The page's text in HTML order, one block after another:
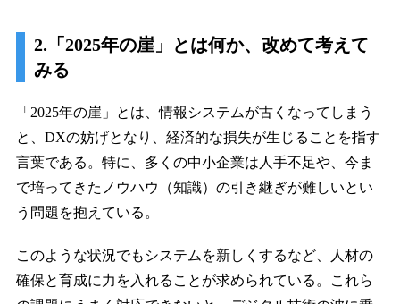
2.「2025年の崖」とは何か、改めて考えて
みる
「2025年の崖」とは、情報システムが古くなってしまう
と、DXの妨げとなり、経済的な損失が生じることを指す
言葉である。特に、多くの中小企業は人手不足や、今ま
で培ってきたノウハウ（知識）の引き継ぎが難しいとい
う問題を抱えている。
このような状況でもシステムを新しくするなど、人材の
確保と育成に力を入れることが求められている。これら